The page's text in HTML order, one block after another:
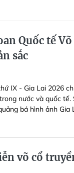
Quốc tế Võ
sắc
IX - Gia Lai 2026
nước và quốc tế.
bá hình ảnh Gia
võ cổ